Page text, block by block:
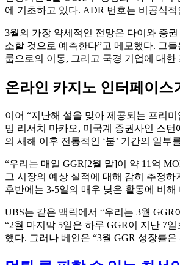
에 기초하고 있다. ADR 번호는 비공식
3월의 가장 약세적인 전망은 다이와 증
소할 것으로 예측한다”고 메모했다. 그
룹으로의 이동, 그리고 국경 기업에 대
온라인 카지노 인터페이스
이어 “지난해 설을 맞아 제공되는 프리
밍 리서치 마카오, 미국계 증권사인 스
의 새해 이후 전통적인 ‘붐’ 기간의 일
“우리는 매일 GGR[2월 말]이 약 11억
그 시장의 예상 실적에 대해 감히 추정
후반에는 3-5일의 매우 낮은 활동에 비
UBS는 같은 맥락에서 “우리는 3월
“2월 마지막 5일은 하루 GGR이 지난 7
했다. 그러나 베인은 “3월 GGR 성장률